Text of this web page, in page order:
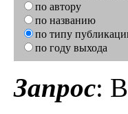
по автору
по названию
по типу
по году выхода
Запрос: